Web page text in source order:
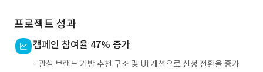
프로젝트 성과
캠페인 참여율 47% 증가
- 관심 브랜드 기반 추천 구조 및 UI 개선으로 신청 전환율 증가